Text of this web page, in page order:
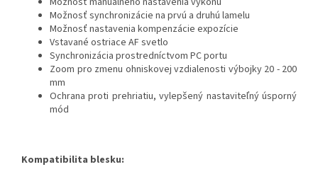
Možnosť synchronizácie na prvú a druhú lamelu
Možnosť nastavenia kompenzácie expozície
Vstavané ostriace AF svetlo
Synchronizácia prostredníctvom PC portu
Zoom pro zmenu ohniskovej vzdialenosti výbojky 20 - 200
mm
Ochrana proti prehriatiu, vylepšený nastaviteľný úsporný
mód
Kompatibilita blesku: